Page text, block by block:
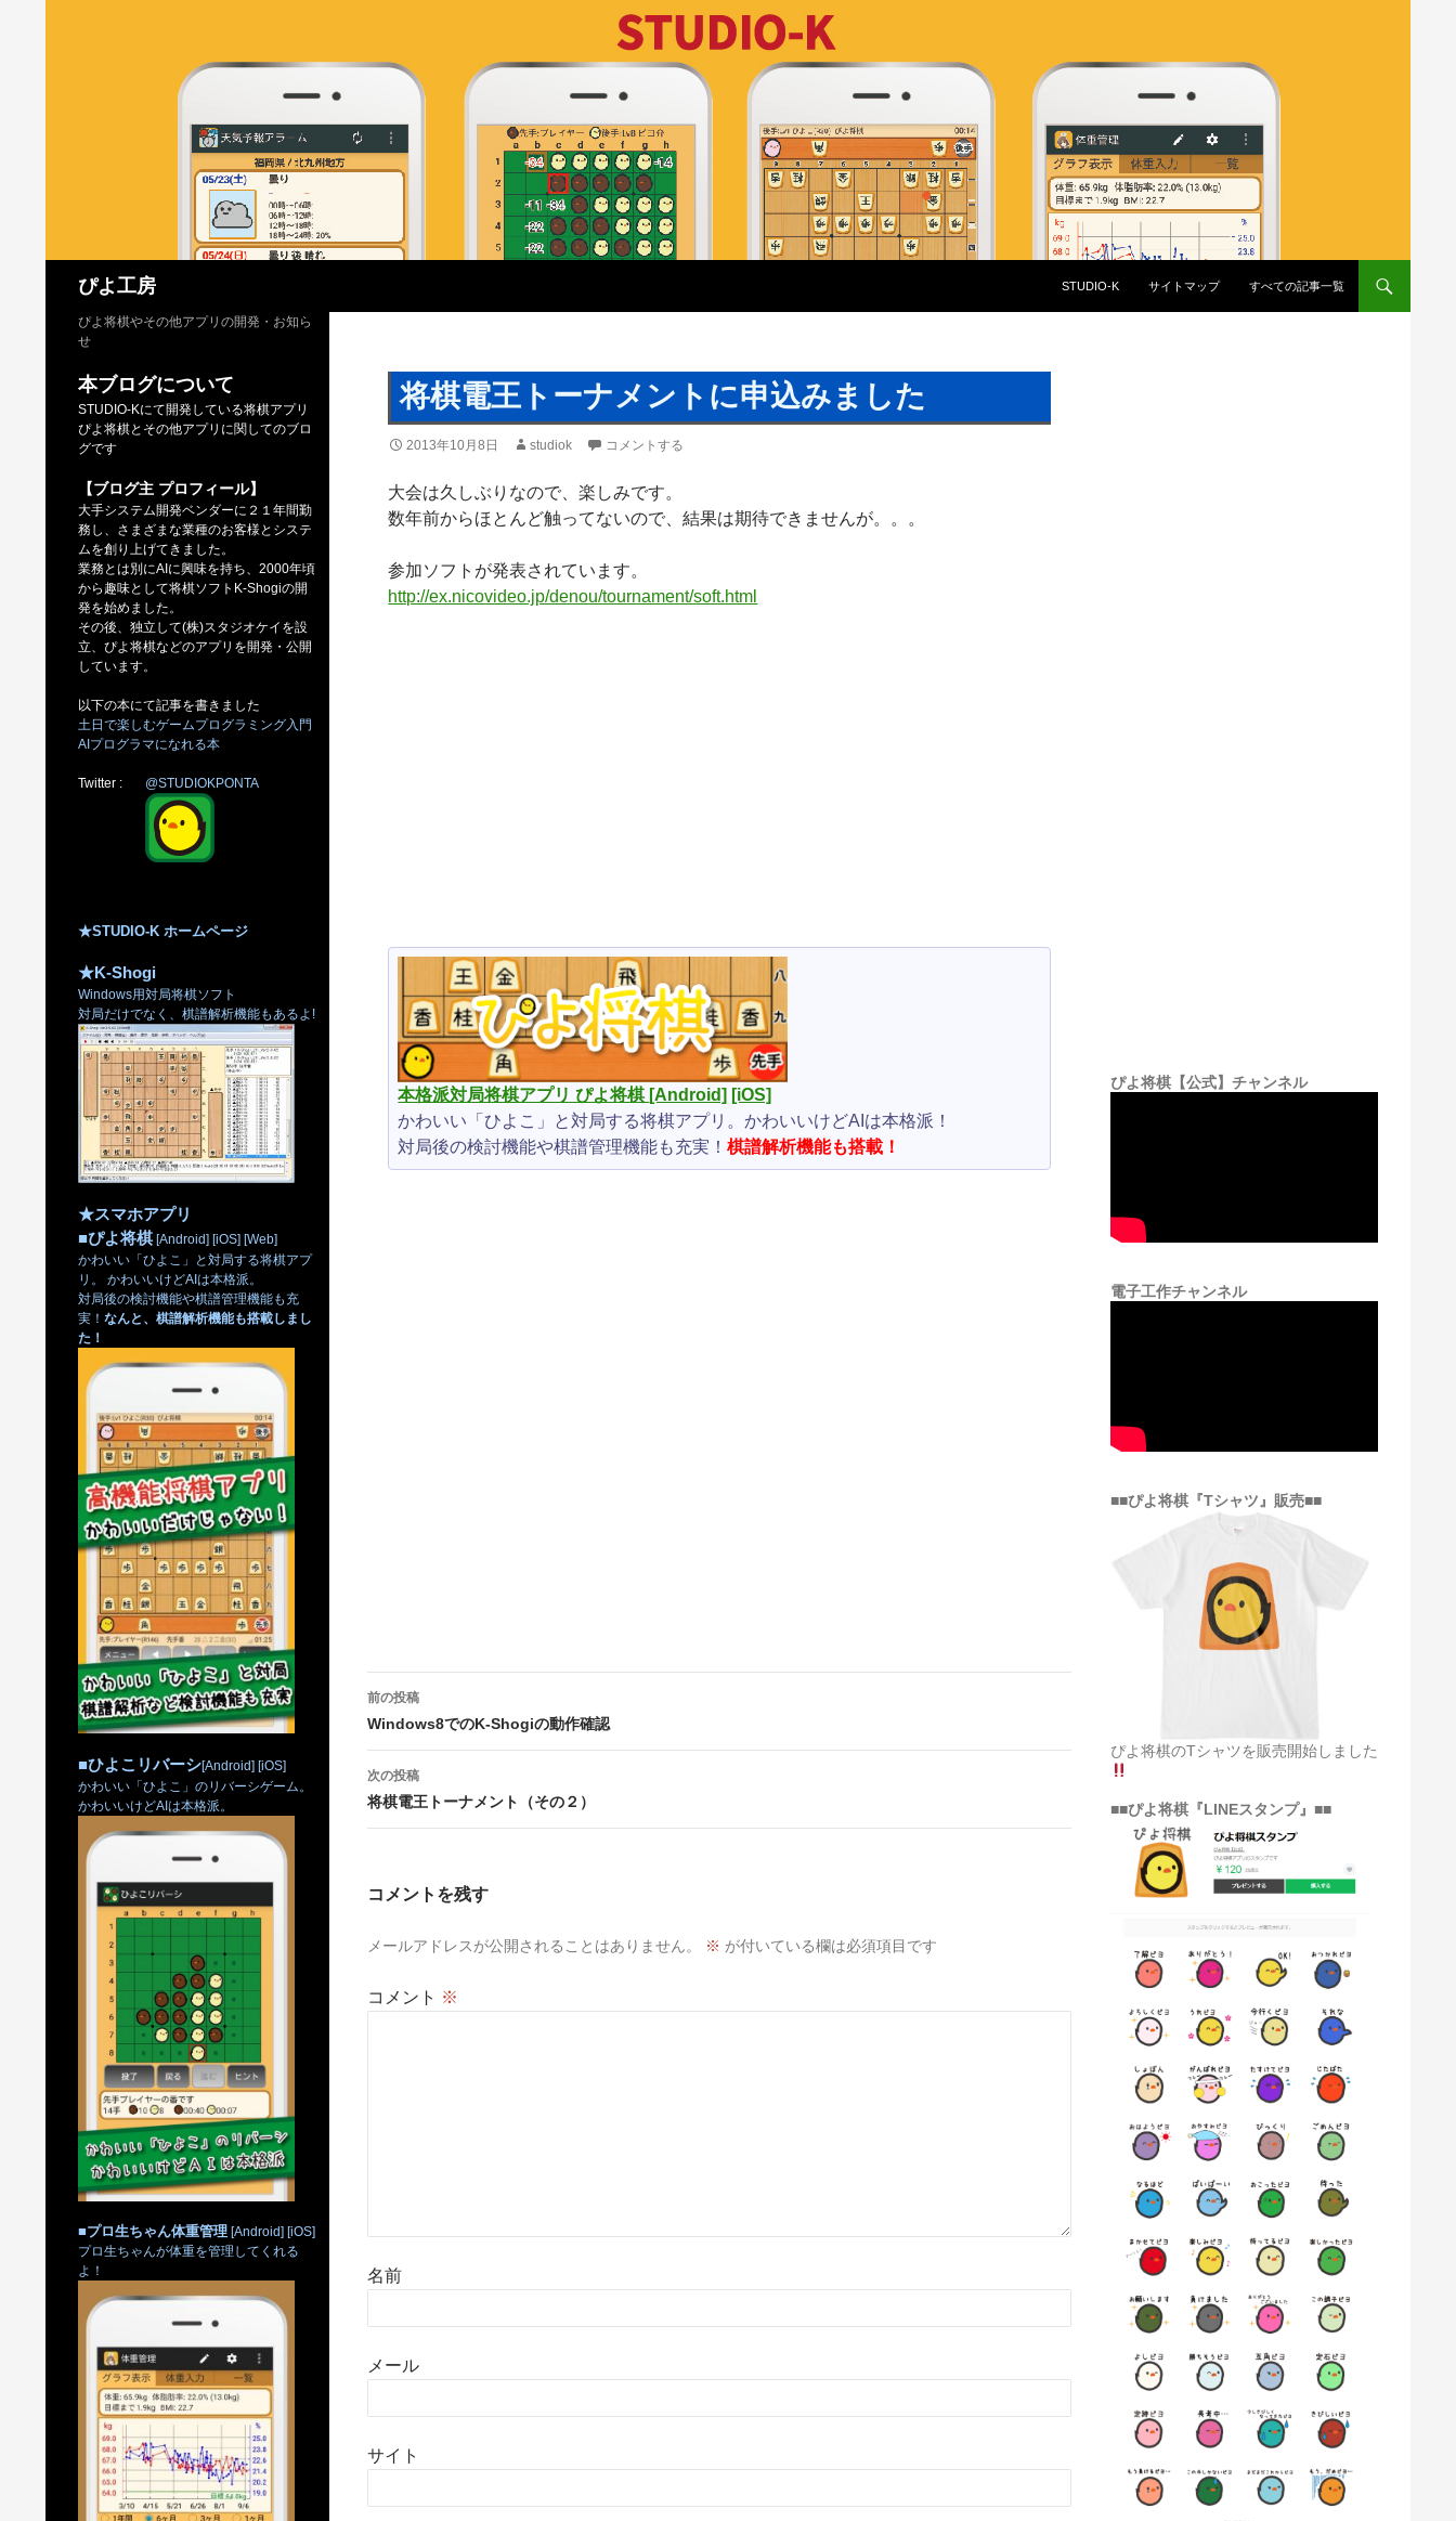
ぴよ工房
STUDIO-K
サイトマップ すべての記事一覧
将棋電王トーナメントに申込みました
2013年10月8日 studiok コメントする
大会は久しぶりなので、楽しみです。
数年前からほとんど触ってないので、結果は期待できませんが。。。
参加ソフトが発表されています。
http://ex.nicovideo.jp/denou/tournament/soft.html
本格派対局将棋アプリ ぴよ将棋 [Android] [iOS]
かわいい「ひよこ」と対局する将棋アプリ。かわいいけどAIは本格派！
対局後の検討機能や棋譜管理機能も充実！棋譜解析機能も搭載！
投
稿
ナ
ビ
ョ
ン
前の投稿
Windows8でのK-Shogiの動作確認
次の投稿
将棋電王トーナメント（その２）
コメントを残す
メールアドレスが公開されることはありません。 ※ が付いている欄は必須項目です
コメント ※
名前
メール
サイト
ぴよ将棋【公式】チャンネル
電子工作チャンネル
■■ぴよ将棋『Tシャツ』販売■■
ぴよ将棋のTシャツを販売開始しました
■■ぴよ将棋『LINEスタンプ』■■
ぴよ将棋やその他アプリの開発・お知ら
せ
本ブログについて
STUDIO-Kにて開発している将棋アプリ
ぴよ将棋とその他アプリに関してのブロ
グです
【ブログ主 プロフィール】
大手システム開発ベンダーに２１年間勤
務し、さまざまな業種のお客様とシステ
ムを創り上げてきました。
業務とは別にAIに興味を持ち、2000年頃
から趣味として将棋ソフトK-Shogiの開
発を始めました。
その後、独立して(株)スタジオケイを設
立、ぴよ将棋などのアプリを開発・公開
しています。
以下の本にて記事を書きました
土日で楽しむゲームプログラミング入門
AIプログラマになれる本
Twitter : @STUDIOKPONTA
★STUDIO-K ホームページ
★K-Shogi
Windows用対局将棋ソフト
対局だけでなく、棋譜解析機能もあるよ!
★スマホアプリ
■ぴよ将棋 [Android] [iOS] [Web]
かわいい「ひよこ」と対局する将棋アプ
リ。 かわいいけどAIは本格派。
対局後の検討機能や棋譜管理機能も充
実！ なんと、棋譜解析機能も搭載しまし
た！
■ひよこリバーシ[Android] [iOS]
かわいい「ひよこ」のリバーシゲーム。
かわいいけどAIは本格派。
■プロ生ちゃん体重管理 [Android] [iOS]
プロ生ちゃんが体重を管理してくれる
よ！